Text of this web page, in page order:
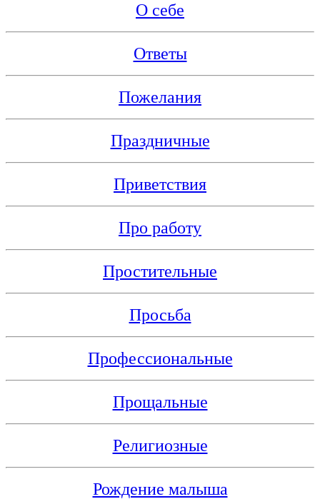
О себе
Ответы
Пожелания
Праздничные
Приветствия
Про работу
Простительные
Просьба
Профессиональные
Прощальные
Религиозные
Рождение малыша